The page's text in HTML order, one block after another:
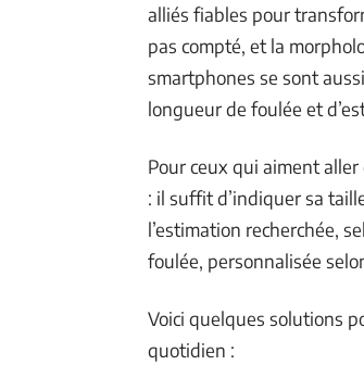
alliés fiables pour
pas compté, et la
smartphones se sont
longueur de foulée et
Pour ceux qui aiment
: il suffit d’indiquer sa
l’estimation recherchée,
foulée, personnalisée
Voici quelques solutions
quotidien :